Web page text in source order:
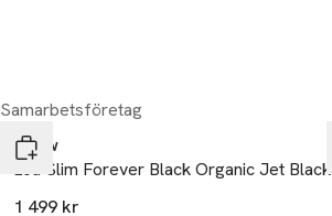
Samarbetsföretag
Neuw
Lou Slim Forever Black Organic Jet Black
1 499 kr